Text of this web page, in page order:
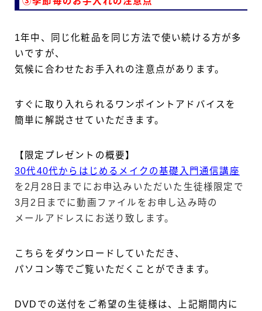
1年中、同じ化粧品を同じ方法で使い続ける方が多
いですが、
気候に合わせたお手入れの注意点があります。
すぐに取り入れられるワンポイントアドバイスを
簡単に解説させていただきます。
【限定プレゼントの概要】
30代40代からはじめるメイクの基礎入門通信講座
を2月28日までにお申込みいただいた生徒様限定で
3月2日までに動画ファイルをお申し込み時の
メールアドレスにお送り致します。
こちらをダウンロードしていただき、
パソコン等でご覧いただくことができます。
DVDでの送付をご希望の生徒様は、上記期間内に